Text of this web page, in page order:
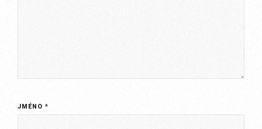
JMÉNO*